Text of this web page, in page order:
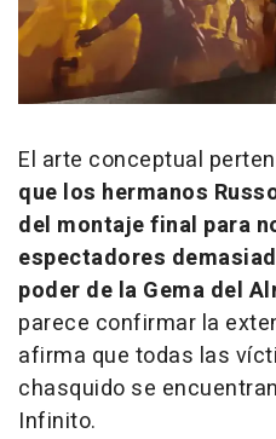
El arte conceptual
que los hermanos
del montaje final para
espectadores
poder de la Gema del
parece confirmar la
afirma que todas las
chasquido se
Infinito.